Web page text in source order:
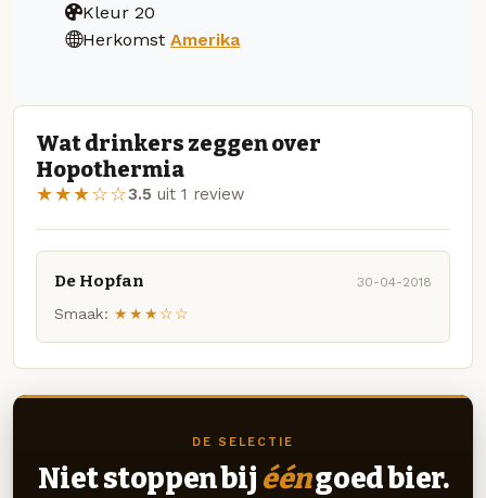
Kleur 20
Herkomst Amerika
Wat drinkers zeggen over
Hopothermia
★★★☆☆3.5 uit 1 review
De Hopfan 30-04-2018
Smaak: ★★★☆☆
DE SELECTIE
Niet stoppen bij ééngoed bier.